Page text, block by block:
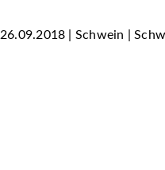
26.09.2018 | Schwein |